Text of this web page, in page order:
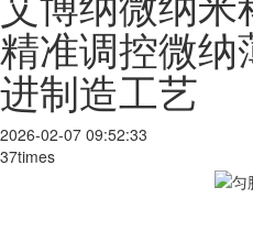
精准调控微
进制造工艺
2026-02-07 09:52:33
37times